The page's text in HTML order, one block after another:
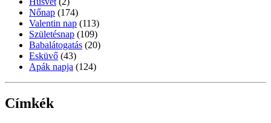
Nőnap (174)
Valentin nap (113)
Születésnap (109)
Babalátogatás (20)
Esküvő (43)
Apák napja (124)
Címkék